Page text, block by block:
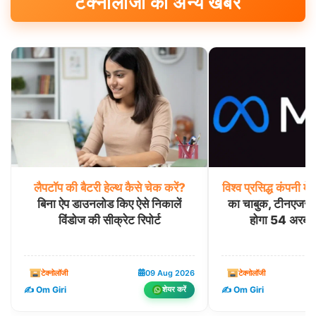
लैपटॉप की बैटरी हेल्थ कैसे चेक करें?
बिना ऐप डाउनलोड किए ऐसे निकालें
विंडोज की सीक्रेट रिपोर्ट
टेक्नोलॉजी 09 Aug 2026
✍️ Om Giri शेयर करें
विश्व प्रसिद्ध कंपनी
का चाबुक, टीनएजर्स
होगा 54 अरब
टेक्नोलॉजी
✍️ Om Giri